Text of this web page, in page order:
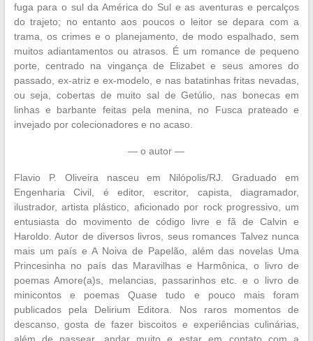
fuga para o sul da América do Sul e as aventuras e percalços
do trajeto; no entanto aos poucos o leitor se depara com a
trama, os crimes e o planejamento, de modo espalhado, sem
muitos adiantamentos ou atrasos. É um romance de pequeno
porte, centrado na vingança de Elizabet e seus amores do
passado, ex-atriz e ex-modelo, e nas batatinhas fritas nevadas,
ou seja, cobertas de muito sal de Getúlio, nas bonecas em
linhas e barbante feitas pela menina, no Fusca prateado e
invejado por colecionadores e no acaso.
— o autor —
Flavio P. Oliveira nasceu em Nilópolis/RJ. Graduado em
Engenharia Civil, é editor, escritor, capista, diagramador,
ilustrador, artista plástico, aficionado por rock progressivo, um
entusiasta do movimento de código livre e fã de Calvin e
Haroldo. Autor de diversos livros, seus romances Talvez nunca
mais um país e A Noiva de Papelão, além das novelas Uma
Princesinha no país das Maravilhas e Harmônica, o livro de
poemas Amore(a)s, melancias, passarinhos etc. e o livro de
minicontos e poemas Quase tudo e pouco mais foram
publicados pela Delirium Editora. Nos raros momentos de
descanso, gosta de fazer biscoitos e experiências culinárias,